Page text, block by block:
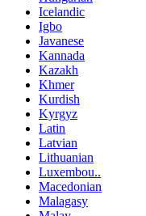
Icelandic
Igbo
Javanese
Kannada
Kazakh
Khmer
Kurdish
Kyrgyz
Latin
Latvian
Lithuanian
Luxembou..
Macedonian
Malagasy